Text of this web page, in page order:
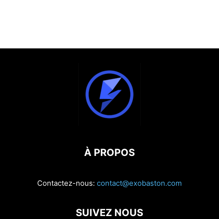
À PROPOS
Contactez-nous: contact@exobaston.com
SUIVEZ NOUS